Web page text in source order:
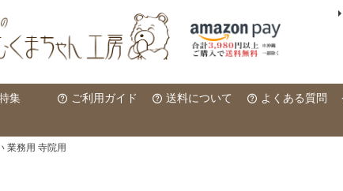
集 ご利用ガイド 送料について よくある質問
業務用 寺院用